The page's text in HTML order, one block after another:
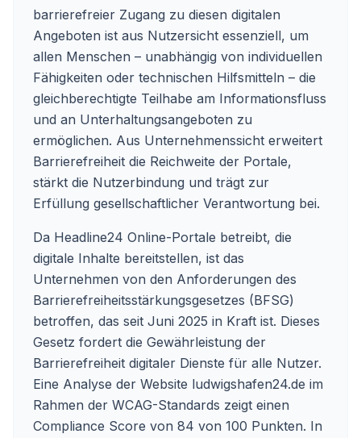
barrierefreier Zugang zu diesen digitalen
Angeboten ist aus Nutzersicht essenziell, um
allen Menschen – unabhängig von individuellen
Fähigkeiten oder technischen Hilfsmitteln – die
gleichberechtigte Teilhabe am Informationsfluss
und an Unterhaltungsangeboten zu
ermöglichen. Aus Unternehmenssicht erweitert
Barrierefreiheit die Reichweite der Portale,
stärkt die Nutzerbindung und trägt zur
Erfüllung gesellschaftlicher Verantwortung bei.
Da Headline24 Online-Portale betreibt, die
digitale Inhalte bereitstellen, ist das
Unternehmen von den Anforderungen des
Barrierefreiheitsstärkungsgesetzes (BFSG)
betroffen, das seit Juni 2025 in Kraft ist. Dieses
Gesetz fordert die Gewährleistung der
Barrierefreiheit digitaler Dienste für alle Nutzer.
Eine Analyse der Website ludwigshafen24.de im
Rahmen der WCAG-Standards zeigt einen
Compliance Score von 84 von 100 Punkten. In